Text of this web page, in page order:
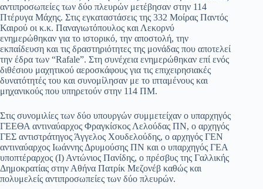
αντιπροσωπείες των δύο πλευρών μετέβησαν στην 114
Πτέρυγα Μάχης. Στις εγκαταστάσεις της 332 Μοίρας Παντός
Καιρού οι κ.κ. Παναγιωτόπουλος και Λεκορνύ
ενημερώθηκαν για το ιστορικό, την αποστολή, την
εκπαίδευση και τις δραστηριότητες της μονάδας που αποτελεί
την έδρα των “Rafale”. Στη συνέχεια ενημερώθηκαν επί ενός
διθέσιου μαχητικού αεροσκάφους για τις επιχειρησιακές
δυνατότητές του και συνομίλησαν με το ιπταμένους και
μηχανικούς που υπηρετούν στην 114 ΠΜ.
Στις συνομιλίες των δύο υπουργών συμμετείχαν ο υπαρχηγός
ΓΕΕΘΑ αντιναύαρχος Φραγκίσκος Λελούδας ΠΝ, ο αρχηγός
ΓΕΣ αντιστράτηγος Άγγελος Χουδελούδης, ο αρχηγός ΓΕΝ
αντιναύαρχος Ιωάννης Δρυμούσης ΠΝ και ο υπαρχηγός ΓΕΑ
υποπτέραρχος (Ι) Αντώνιος Πανίδης, ο πρέσβυς της Γαλλικής
Δημοκρατίας στην Αθήνα Πατρίκ Μεζονέβ καθώς και
πολυμελείς αντιπροσωπείες των δύο πλευρών.